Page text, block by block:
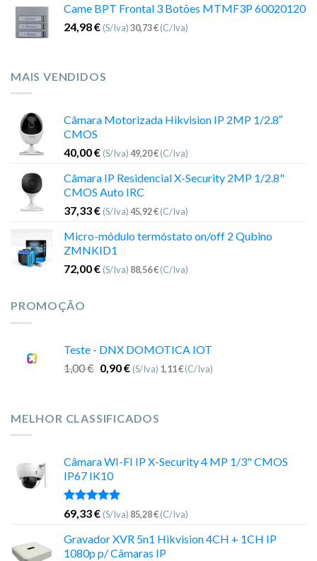
Came BPT Frontal 3 Botões MTMF3P 60020120
24,98€ (S/Iva)30,73€(C/Iva)
MAIS VENDIDOS
Câmara Motorizada Hikvision IP 2MP 1/2.8″
CMOS
40,00€ (S/Iva)49,20€(C/Iva)
Câmara IP Residencial X-Security 2MP 1/2.8"
CMOS Auto IRC
37,33€ (S/Iva)45,92€(C/Iva)
Micro-módulo termóstato on/off 2 Qubino
ZMNKID1
72,00€ (S/Iva) 88,56€(C/Iva)
PROMOÇÃO
Teste - DNX DOMOTICA IOT
1,00€ 0,90€ (S/Iva) 1,11€(C/Iva)
MELHOR CLASSIFICADOS
Câmara WI-FI IP X-Security 4 MP 1/3" CMOS
IP67 IK10
Avaliação
5.00
de 5
69,33€ (S/Iva) 85,28€(C/Iva)
Gravador XVR 5n1 Hikvision 4CH + 1CH IP
1080p p/ Câmaras IP